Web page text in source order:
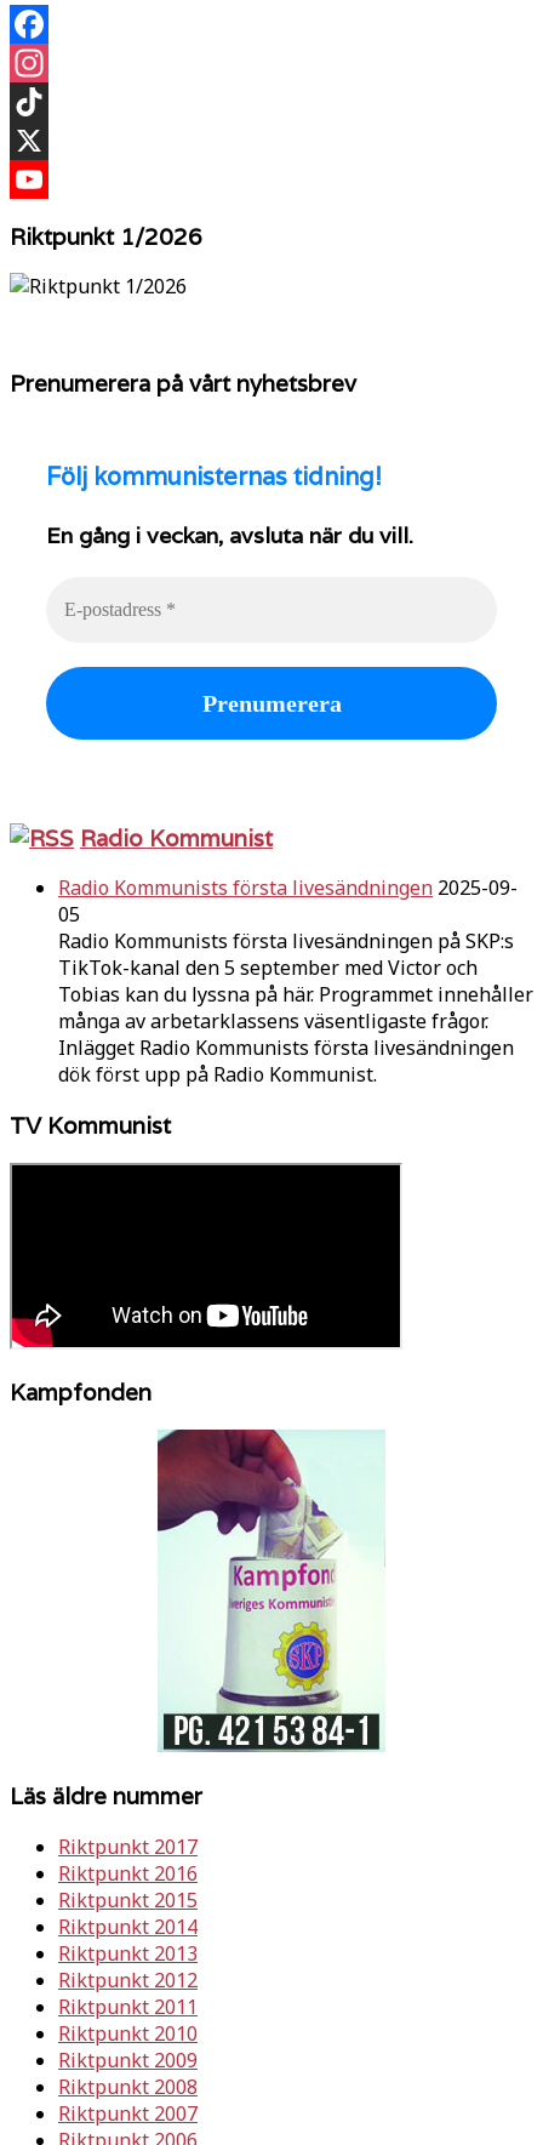
Facebook
Instagram
TikTok
X
Riktpunkt 1/2026
Prenumerera på vårt nyhetsbrev
Följ kommunisternas tidning!
En gång i veckan, avsluta när du vill.
Radio Kommunist
Radio Kommunists första livesändningen 2025-09-
05
Radio Kommunists första livesändningen på SKP:s
TikTok-kanal den 5 september med Victor och
Tobias kan du lyssna på här. Programmet innehåller
många av arbetarklassens väsentligaste frågor.
Inlägget Radio Kommunists första livesändningen
dök först upp på Radio Kommunist.
TV Kommunist
Kampfonden
Läs äldre nummer
Riktpunkt 2017
Riktpunkt 2016
Riktpunkt 2015
Riktpunkt 2014
Riktpunkt 2013
Riktpunkt 2012
Riktpunkt 2011
Riktpunkt 2010
Riktpunkt 2009
Riktpunkt 2008
Riktpunkt 2007
Riktpunkt 2006